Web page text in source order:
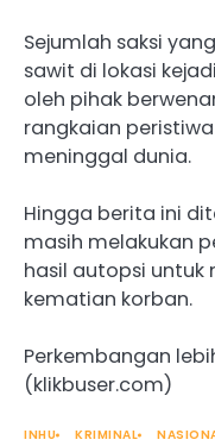
Sejumlah saksi
sawit di lokasi
oleh pihak
rangkaian
meninggal dunia.
Hingga berita ini
masih melakukan
hasil autopsi
kematian korban.
Perkembangan
(klikbuser.com)
INHU KRIMINAL